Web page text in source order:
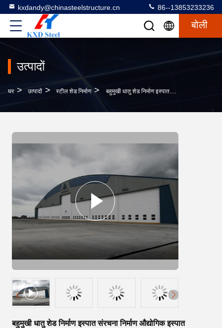
kxdandy@chinasteelstructure.cn 86--13853233236
बोली
उत्पादों
घर > उत्पादों > स्टील शेड निर्माण > बहुमुखी धातु शेड निर्माण इस्पात संरचना निर्माण औद्योगिक इस्पात कारखाने शेड
बहुमुखी धातु शेड निर्माण इस्पात संरचना निर्माण औद्योगिक इस्पात